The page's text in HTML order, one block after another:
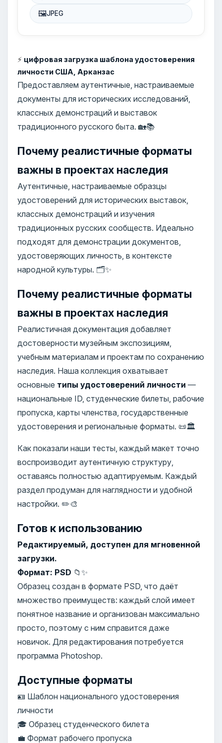
🖼JPEG
⚡ цифровая загрузка шаблона удостоверения
личности США, Арканзас
Предоставляем аутентичные, настраиваемые
документы для исторических исследований,
классных демонстраций и выставок
традиционного русского быта. 🏡📚
Почему реалистичные форматы
важны в проектах наследия
Аутентичные, настраиваемые образцы
удостоверений для исторических выставок,
классных демонстраций и изучения
традиционных русских сообществ. Идеально
подходят для демонстрации документов,
удостоверяющих личность, в контексте
народной культуры. 🗂️✨
Почему реалистичные форматы
важны в проектах наследия
Реалистичная документация добавляет
достоверности музейным экспозициям,
учебным материалам и проектам по сохранению
наследия. Наша коллекция охватывает
основные типы удостоверений личности —
национальные ID, студенческие билеты, рабочие
пропуска, карты членства, государственные
удостоверения и региональные форматы. 📜🏛️
Как показали наши тесты, каждый макет точно
воспроизводит аутентичную структуру,
оставаясь полностью адаптируемым. Каждый
раздел продуман для наглядности и удобной
настройки. ✏️🎨
Готов к использованию
Редактируемый, доступен для мгновенной
загрузки.
Формат: PSD 📁✨
Образец создан в формате PSD, что даёт
множество преимуществ: каждый слой имеет
понятное название и организован максимально
просто, поэтому с ним справится даже
новичок. Для редактирования потребуется
программа Photoshop.
Доступные форматы
🪪 Шаблон национального удостоверения
личности
🎓 Образец студенческого билета
💼 Формат рабочего пропуска